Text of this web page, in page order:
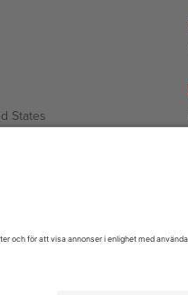
States
de México, CDMX, Mexico